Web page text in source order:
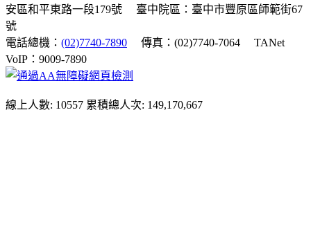
安區和平東路一段179號
臺中院區：臺中市豐原區師範街67
號
電話總機： (02)7740-7890 傳真：(02)7740-7064
TANet
VoIP：9009-7890
線上人數: 10557 累積總人次: 149,170,667